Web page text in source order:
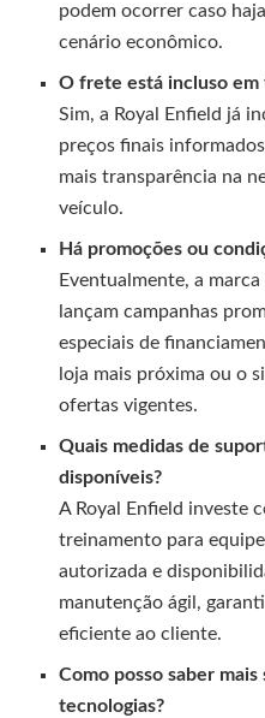
podem ocorrer caso
cenário econômico.
O frete está incluso em
Sim, a Royal Enfield já
preços finais
mais transparência na
veículo.
Há promoções ou
Eventualmente, a
lançam campanhas
especiais de
loja mais próxima ou o
ofertas vigentes.
Quais medidas de
disponíveis?
A Royal Enfield investe
treinamento para
autorizada e
manutenção ágil,
eficiente ao cliente.
Como posso saber
tecnologias?